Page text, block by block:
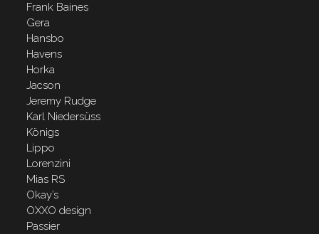
Frank Baines
Gera
Hansbo
Havens
Horka
Jacson
Jeremy Rudge
Karl Niedersüss
Königs
Lippo
Lorenzini
Mias RS
Okay’s
OXXO design
Passier